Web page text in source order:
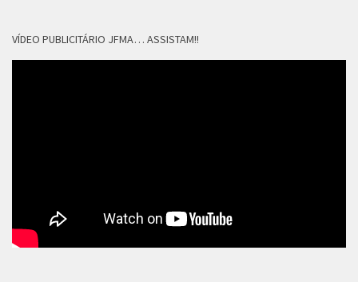
VÍDEO PUBLICITÁRIO JFMA… ASSISTAM!!